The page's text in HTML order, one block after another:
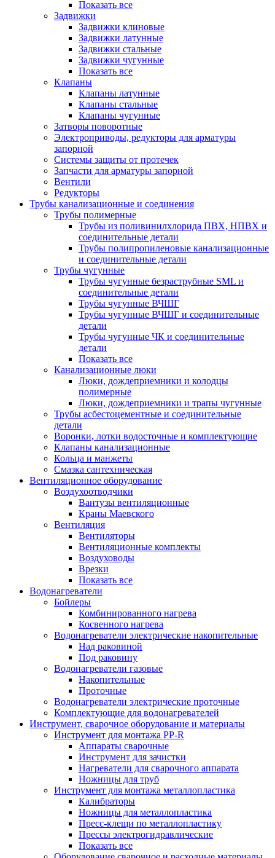
Показать все
Задвижки
Задвижки клиновые
Задвижки латунные
Задвижки стальные
Задвижки чугунные
Показать все
Клапаны
Клапаны латунные
Клапаны стальные
Клапаны чугунные
Затворы поворотные
Электроприводы, редукторы для арматуры
запорной
Системы защиты от протечек
Запчасти для арматуры запорной
Вентили
Редукторы
Трубы канализационные и соединения
Трубы полимерные
Трубы из поливинилхлорида ПВХ, НПВХ и
соединительные детали
Трубы полипропиленовые канализационные
и соединительные детали
Трубы чугунные
Трубы чугунные безраструбные SML и
соединительные детали
Трубы чугунные ВЧШГ
Трубы чугунные ВЧШГ и соединительные
детали
Трубы чугунные ЧК и соединительные
детали
Показать все
Канализационные люки
Люки, дождеприемники и колодцы
полимерные
Люки, дождеприемники и трапы чугунные
Трубы асбестоцементные и соединительные
детали
Воронки, лотки водосточные и комплектующие
Клапаны канализационные
Кольца и манжеты
Смазка сантехническая
Вентиляционное оборудование
Воздухоотводчики
Вантузы вентиляционные
Краны Маевского
Вентиляция
Вентиляторы
Вентиляционные комплекты
Воздуховоды
Врезки
Показать все
Водонагреватели
Бойлеры
Комбинированного нагрева
Косвенного нагрева
Водонагреватели электрические накопительные
Над раковиной
Под раковину
Водонагреватели газовые
Накопительные
Проточные
Водонагреватели электрические проточные
Комплектующие для водонагревателей
Инструмент, сварочное оборудование и материалы
Инструмент для монтажа PP-R
Аппараты сварочные
Инструмент для зачистки
Нагреватели для сварочного аппарата
Ножницы для труб
Инструмент для монтажа металлопластика
Калибраторы
Ножницы для металлопластика
Пресс-клещи по металлопластику
Прессы электрогидравлические
Показать все